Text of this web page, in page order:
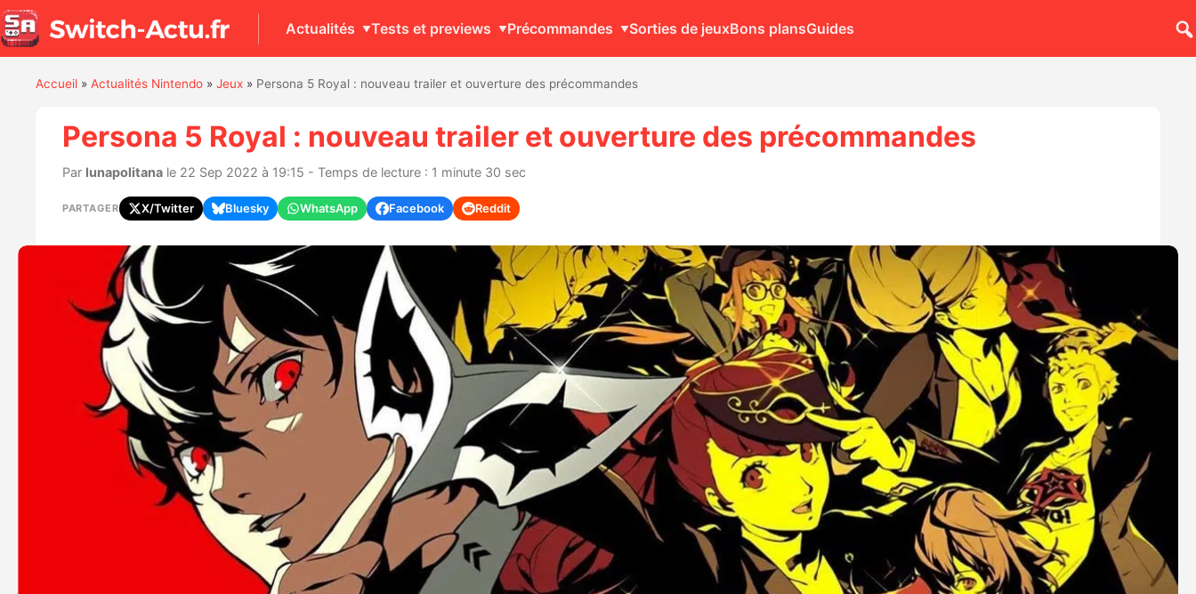
Actualités Tests et previews Précommandes Sorties de jeuxBons plansGuides
Accueil» Actualités Nintendo» Jeux» Persona 5 Royal : nouveau trailer et ouverture des précommandes
Persona 5 Royal : nouveau trailer et ouverture des précommandes
Par lunapolitanale 22 Sep 2022 à 19:15 - Temps de lecture : 1 minute 30 sec
PARTAGER X/Twitter Bluesky WhatsApp Facebook Reddit